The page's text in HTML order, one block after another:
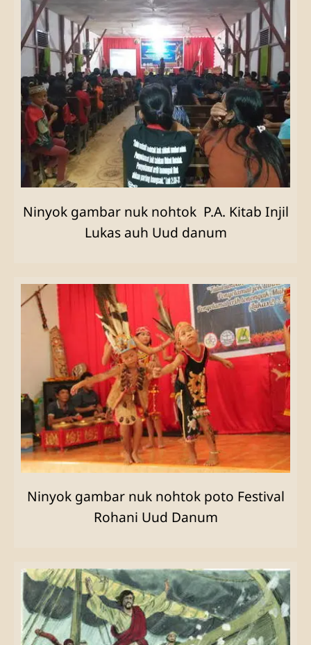
Ninyok gambar nuk nohtok P.A. Kitab Injil
Lukas auh Uud danum
Ninyok gambar nuk nohtok poto Festival
Rohani Uud Danum